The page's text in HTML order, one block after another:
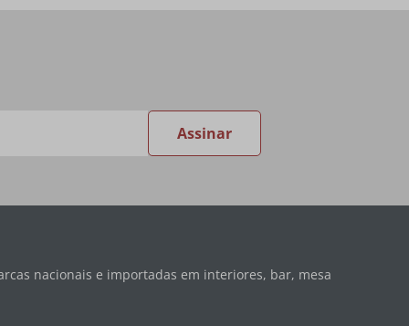
Assinar
nacionais e importadas em interiores, bar, mesa